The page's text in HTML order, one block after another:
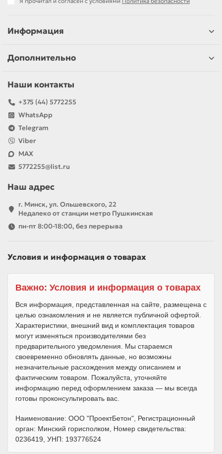
Информация
Дополнительно
Наши контакты
+375 (44) 5772255
WhatsApp
Telegram
Viber
MAX
5772255@list.ru
Наш адрес
г. Минск, ул. Ольшевского, 22
Недалеко от станции метро Пушкинская
пн-пт 8:00-18:00, без перерыва
Условия и информация о товарах
Важно: Условия и информация о товарах
Вся информация, представленная на сайте, размещена с
целью ознакомления и не является публичной офертой.
Характеристики, внешний вид и комплектация товаров
могут изменяться производителями без
предварительного уведомления. Мы стараемся
своевременно обновлять данные, но возможны
незначительные расхождения между описанием и
фактическим товаром. Пожалуйста, уточняйте
информацию перед оформлением заказа — мы всегда
готовы проконсультировать вас.
Наименование: ООО "ПроектБетон", Регистрационный
орган: Минский горисполком, Номер свидетельства:
0236419, УНП: 193776524